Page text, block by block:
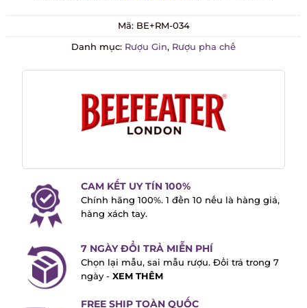
Mã:BE+RM-034
Danh mục:Rượu Gin,Rượu pha chế
CAM KẾT UY TÍN 100%
Chính hãng 100%. 1 đền 10 nếu là hàng
giả, hàng xách tay.
7 NGÀY ĐỔI TRẢ MIỄN PHÍ
Chọn lại mẫu, sai mẫu rượu. Đổi trả trong
7 ngày -XEM THÊM
FREE SHIP TOÀN QUỐC